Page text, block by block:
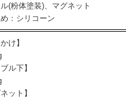
(粉体塗装)、マグネット
：シリコーン
け】
ル下】
ット】